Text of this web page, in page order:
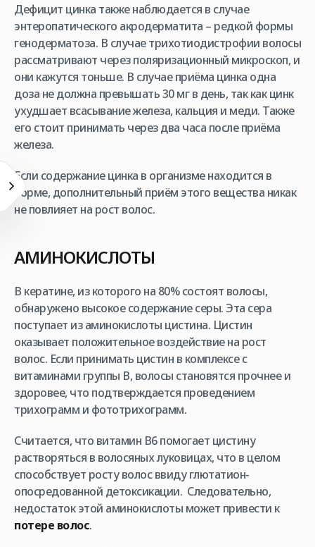
Дефицит цинка также наблюдается в случае
энтеропатического акродерматита – редкой формы
генодерматоза. В случае трихотиодистрофии волосы
рассматривают через поляризационный микроскоп, и
они кажутся тоньше. В случае приёма цинка одна
доза не должна превышать 30 мг в день, так как цинк
ухудшает всасывание железа, кальция и меди. Также
его стоит принимать через два часа после приёма
железа.
Если содержание цинка в организме находится в
норме, дополнительный приём этого вещества никак
не повлияет на рост волос.
АМИНОКИСЛОТЫ
В кератине, из которого на 80% состоят волосы,
обнаружено высокое содержание серы. Эта сера
поступает из аминокислоты цистина. Цистин
оказывает положительное воздействие на рост
волос. Если принимать цистин в комплексе с
витаминами группы В, волосы становятся прочнее и
здоровее, что подтверждается проведением
трихограмм и фототрихограмм.
Считается, что витамин В6 помогает цистину
растворяться в волосяных луковицах, что в целом
способствует росту волос ввиду глютатион-
опосредованной детоксикации. Следовательно,
недостаток этой аминокислоты может привести к
потере волос.